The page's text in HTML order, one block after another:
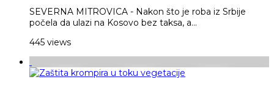
SEVERNA MITROVICA - Nakon što je roba iz Srbije
počela da ulazi na Kosovo bez taksa, a...
445 views